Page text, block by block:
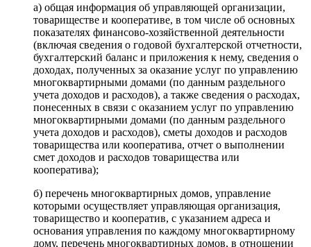
а) общая информация об управляющей организации,
товариществе и кооперативе, в том числе об основных
показателях финансово-хозяйственной деятельности
(включая сведения о годовой бухгалтерской отчетности,
бухгалтерский баланс и приложения к нему, сведения о
доходах, полученных за оказание услуг по управлению
многоквартирными домами (по данным раздельного
учета доходов и расходов), а также сведения о расходах,
понесенных в связи с оказанием услуг по управлению
многоквартирными домами (по данным раздельного
учета доходов и расходов), сметы доходов и расходов
товарищества или кооператива, отчет о выполнении
смет доходов и расходов товарищества или
кооператива);
б) перечень многоквартирных домов, управление
которыми осуществляет управляющая организация,
товарищество и кооператив, с указанием адреса и
основания управления по каждому многоквартирному
дому, перечень многоквартирных домов, в отношении